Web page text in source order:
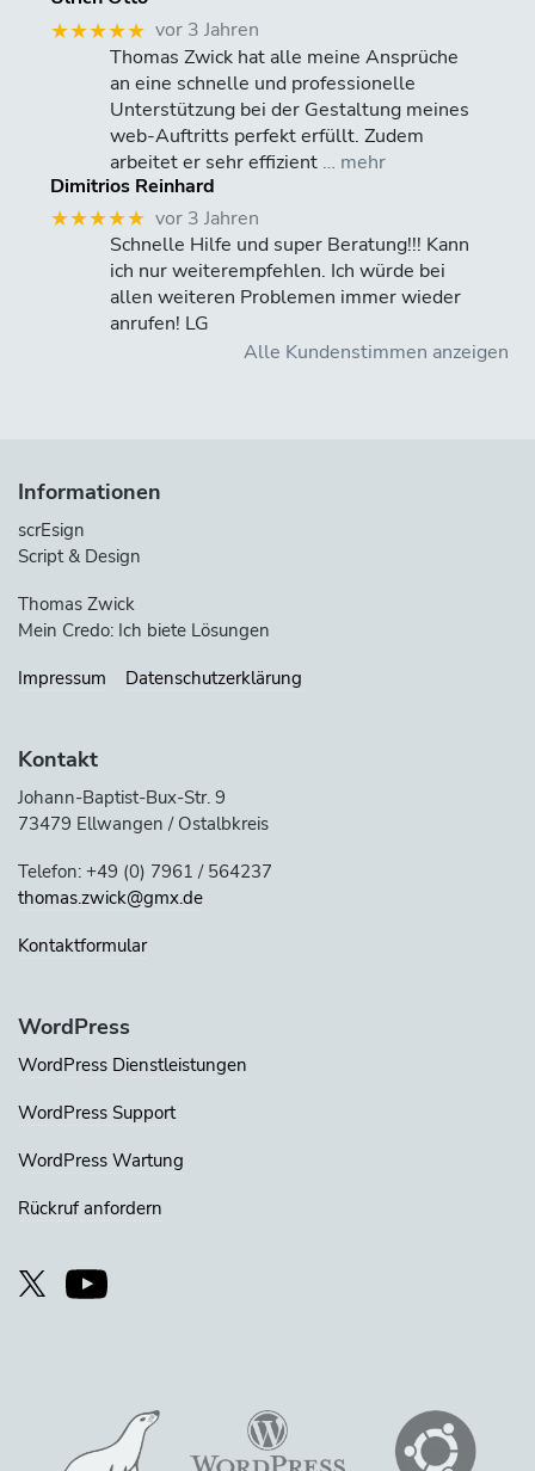
★★★★★ vor 3 Jahren
Thomas Zwick hat alle meine Ansprüche
an eine schnelle und professionelle
Unterstützung bei der Gestaltung meines
web-Auftritts perfekt erfüllt. Zudem
arbeitet er sehr effizient … mehr
Dimitrios Reinhard
★★★★★ vor 3 Jahren
Schnelle Hilfe und super Beratung!!! Kann
ich nur weiterempfehlen. Ich würde bei
allen weiteren Problemen immer wieder
anrufen! LG
Alle Kundenstimmen anzeigen
Informationen
scrEsign
Script & Design
Thomas Zwick
Mein Credo: Ich biete Lösungen
Impressum
Datenschutzerklärung
Kontakt
Johann-Baptist-Bux-Str. 9
73479 Ellwangen / Ostalbkreis
Telefon: +49 (0) 7961 / 564237
thomas.zwick@gmx.de
Kontaktformular
WordPress
WordPress Dienstleistungen
WordPress Support
WordPress Wartung
Rückruf anfordern